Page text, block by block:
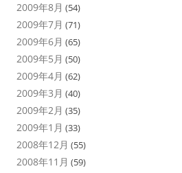
2009年8月 (54)
2009年7月 (71)
2009年6月 (65)
2009年5月 (50)
2009年4月 (62)
2009年3月 (40)
2009年2月 (35)
2009年1月 (33)
2008年12月 (55)
2008年11月 (59)